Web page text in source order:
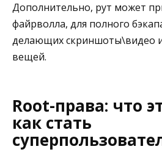
Дополнительно, рут может
файрволла, для полного
делающих скриншоты\видео и
вещей.
Root-права: что
как стать